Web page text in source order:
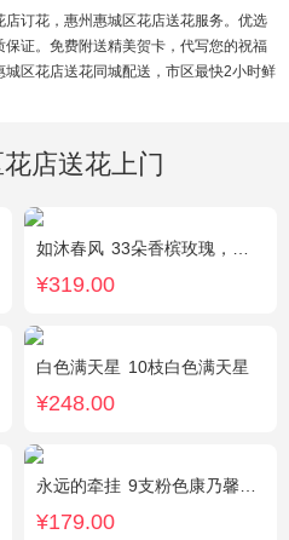
订花，惠州惠城区花店送花服务。优选
证。免费附送精美贺卡，代写您的祝福
区花店送花同城配送，市区最快2小时鲜
店送花上门
如沐春风 33朵香槟玫瑰，绿叶搭配
¥319.00
白色满天星 10枝白色满天星
¥248.00
永远的牵挂 9支粉色康乃馨，1支多头白百合，搭配黄莺、满天星。
¥179.00